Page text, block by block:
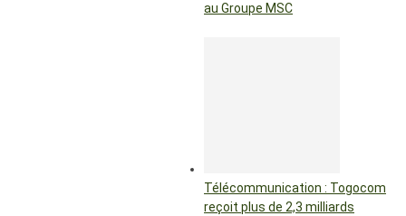
au Groupe MSC
Télécommunication : Togocom
reçoit plus de 2,3 milliards